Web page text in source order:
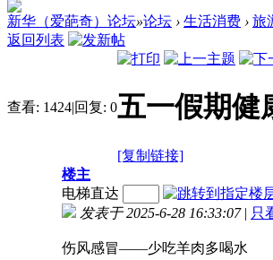
新华（爱葩奇）论坛»论坛 › 生活消费 › 旅
返回列表
查看: 1424|回复: 0五一假期健
[复制链接]
楼主
电梯直达
发表于 2025-6-28 16:33:07 | 只
伤风感冒——少吃羊肉多喝水